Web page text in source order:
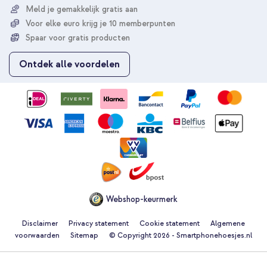
u
o
p
z
Meld je gemakkelijk gratis aan
Voor elke euro krijg je 10 memberpunten
Spaar voor gratis producten
Ontdek alle voordelen
Webshop-keurmerk
Disclaimer Privacy statement Cookie statement
Algemene
voorwaarden
Sitemap © Copyright 2026 - Smartphonehoesjes.nl